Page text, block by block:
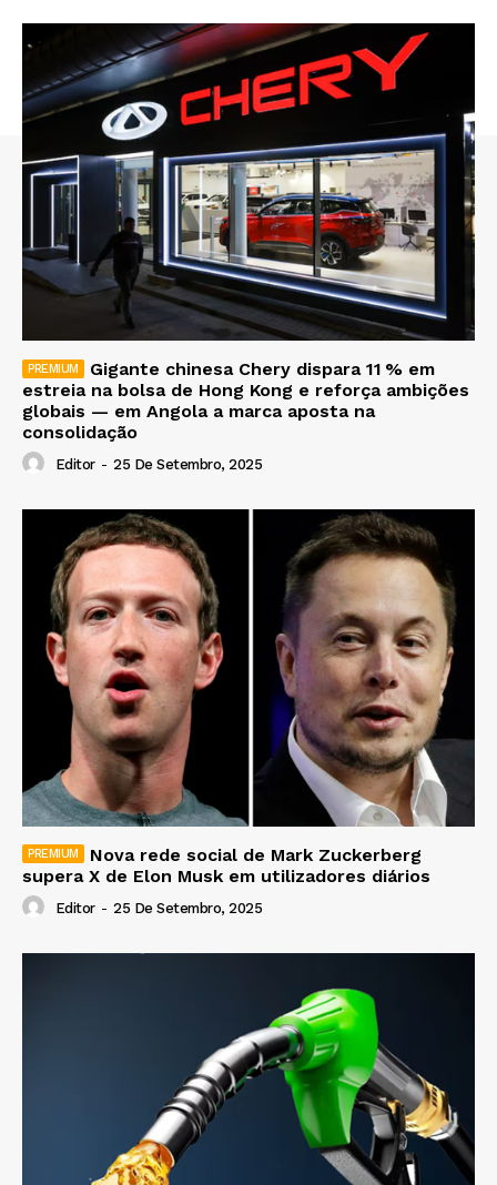
Gigante chinesa Chery dispara 11 % em
estreia na bolsa de Hong Kong e reforça ambições
globais — em Angola a marca aposta na
consolidação
Editor - 25 De Setembro, 2025
Nova rede social de Mark Zuckerberg
supera X de Elon Musk em utilizadores diários
Editor - 25 De Setembro, 2025